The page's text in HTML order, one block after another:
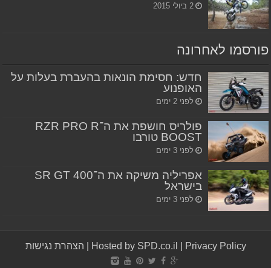
2 ביולי 2015
פורסמו לאחרונה
חדש: חסימת הונאות בהעברת בעלות על
האופנוע
לפני 2 ימים
פולריס חושפת את ה־RZR PRO R
BOOST טורבו
לפני 3 ימים
אפריליה משיקה את ה־SR GT 400
בישראל
לפני 3 ימים
Hosted by SPD.co.il Privacy Policy הצהרת נגישות